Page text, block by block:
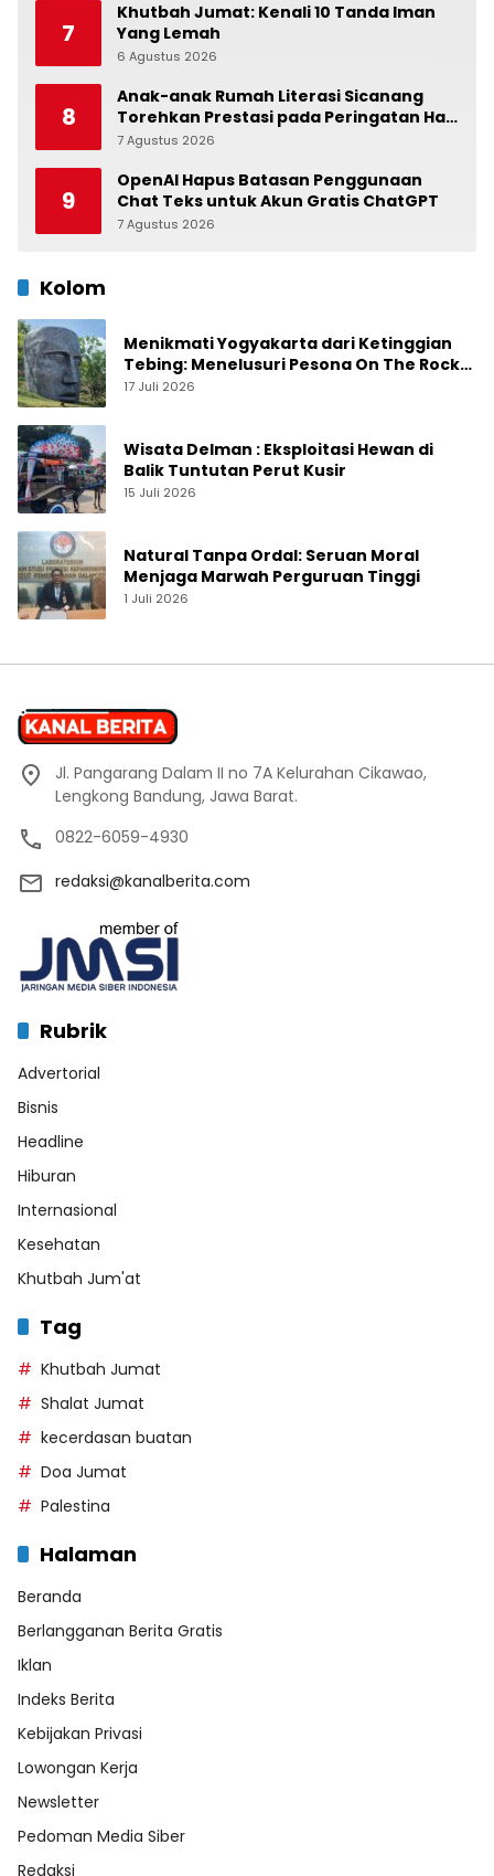
7
Khutbah Jumat: Kenali 10 Tanda Iman
Yang Lemah
6 Agustus 2026
8
Anak-anak Rumah Literasi Sicanang
Torehkan Prestasi pada Peringatan Hari
Anak Nasional di Kecamatan Medan
7 Agustus 2026
9
OpenAI Hapus Batasan Penggunaan
Chat Teks untuk Akun Gratis ChatGPT
7 Agustus 2026
Kolom
Menikmati Yogyakarta dari Ketinggian
Tebing: Menelusuri Pesona On The Rock
Jogja yang Sedang Naik Daun
17 Juli 2026
Wisata Delman : Eksploitasi Hewan di
Balik Tuntutan Perut Kusir
15 Juli 2026
Natural Tanpa Ordal: Seruan Moral
Menjaga Marwah Perguruan Tinggi
1 Juli 2026
Jl. Pangarang Dalam II no 7A Kelurahan Cikawao,
Lengkong Bandung, Jawa Barat.
0822-6059-4930
redaksi@kanalberita.com
Rubrik
Advertorial
Bisnis
Headline
Hiburan
Internasional
Kesehatan
Khutbah Jum'at
Tag
Khutbah Jumat
Shalat Jumat
kecerdasan buatan
Doa Jumat
Palestina
Halaman
Beranda
Berlangganan Berita Gratis
Iklan
Indeks Berita
Kebijakan Privasi
Lowongan Kerja
Newsletter
Pedoman Media Siber
Redaksi